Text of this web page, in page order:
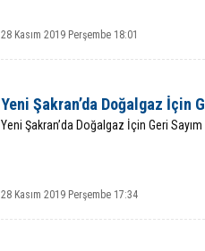
28 Kasım 2019 Perşembe 18:01
Yeni Şakran’da Doğalgaz İçin
Yeni Şakran’da Doğalgaz İçin Geri Sayım
28 Kasım 2019 Perşembe 17:34